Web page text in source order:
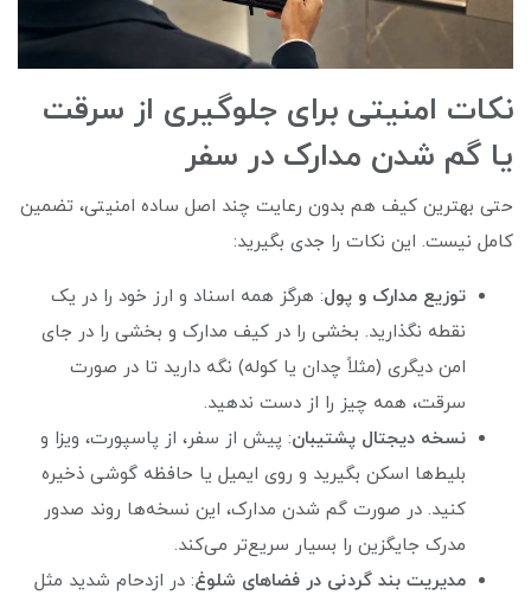
نکات امنیتی برای جلوگیری از سرقت
یا گم شدن مدارک در سفر
حتی بهترین کیف هم بدون رعایت چند اصل ساده امنیتی، تضمین
کامل نیست. این نکات را جدی بگیرید:
توزیع مدارک و پول: هرگز همه اسناد و ارز خود را در یک
نقطه نگذارید. بخشی را در کیف مدارک و بخشی را در جای
امن دیگری (مثلاً چدان یا کوله) نگه دارید تا در صورت
سرقت، همه چیز را از دست ندهید.
نسخه دیجتال پشتیبان: پیش از سفر، از پاسپورت، ویزا و
بلیط‌ها اسکن بگیرید و روی ایمیل یا حافظه گوشی ذخیره
کنید. در صورت گم شدن مدارک، این نسخه‌ها روند صدور
مدرک جایگزین را بسیار سریع‌تر می‌کند.
مدیریت بند گردنی در فضاهای شلوغ: در ازدحام شدید مثل